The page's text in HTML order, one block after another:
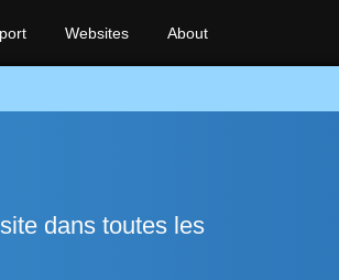
Websites About
dans toutes les